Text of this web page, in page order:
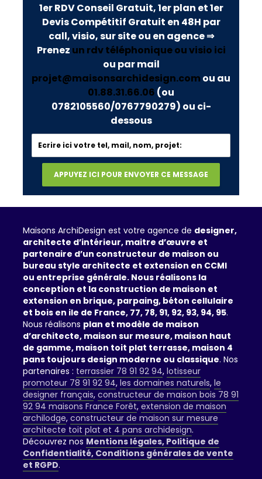
1er RDV Conseil Gratuit, 1er plan et 1er
Devis Compétitif Gratuit en 48H par
call, visio, sur site ou en agence ⇒
Prenez un rdv téléphonique ou visio ici
ou par mail
projet@maisonsarchidesign.com ou au
01.88.31.66.06 (ou
0782105560/0767790279) ou ci-
dessous
Maisons ArchiDesign est votre agence de designer,
architecte d’intérieur, maitre d’œuvre et
partenaire d’un constructeur de maison ou
bureau style architecte et extension en CCMI
ou entreprise générale. Nous réalisons la
conception et la construction de maison et
extension en brique, parpaing, béton cellulaire
et bois en ile de France, 77, 78, 91, 92, 93, 94, 95.
Nous réalisons plan et modèle de maison
d’architecte, maison sur mesure, maison haut
de gamme, maison toit plat terrasse, maison 4
pans toujours design moderne ou classique. Nos
partenaires : terrassier 78 91 92 94, lotisseur
promoteur 78 91 92 94, les domaines naturels, le
designer français, constructeur de maison bois 78 91
92 94 maisons France Forêt, extension de maison
archilodge, constructeur de maison sur mesure
architecte toit plat et 4 pans archidesign.
Découvrez nos Mentions légales, Politique de
Confidentialité, Conditions générales de vente
et RGPD.